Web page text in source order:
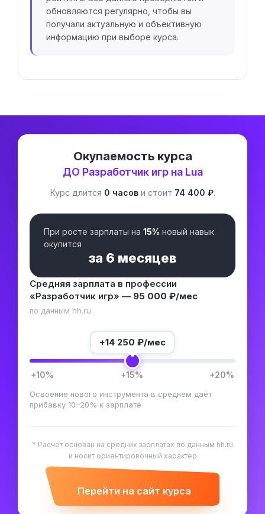
обновляются регулярно, чтобы вы
получали актуальную и объективную
информацию при выборе курса.
Окупаемость курса
ДО Разработчик игр на Lua
Курс длится 0 часови стоит 74 400 ₽.
При росте зарплаты на 15% новый навык
окупится
за 6 месяцев
Средняя зарплата в профессии
«Разработчик игр» — 95 000 ₽/мес
по данным hh.ru
+14 250 ₽/мес
+10% +15% +20%
Освоение нового инструмента в среднем даёт
прибавку 10–20% к зарплате
* Расчёт основан на средних зарплатах по данным hh.ru
и носит ориентировочный характер
Перейти на сайт курса